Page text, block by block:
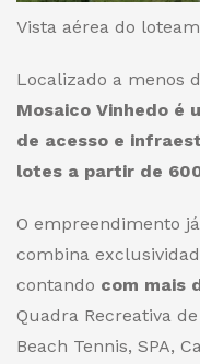
Vista aérea do
Localizado a menos
Mosaico Vinhedo é
de acesso e
lotes a partir de
O empreendimento
combina
contando com mais
Quadra Recreativa
Beach Tennis, SPA,